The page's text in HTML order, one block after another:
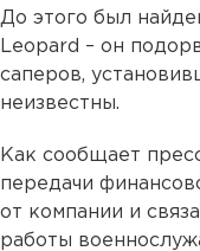
До этого был
Leopard – он
саперов,
неизвестны.
Как сообщает
передачи
от компании и
работы